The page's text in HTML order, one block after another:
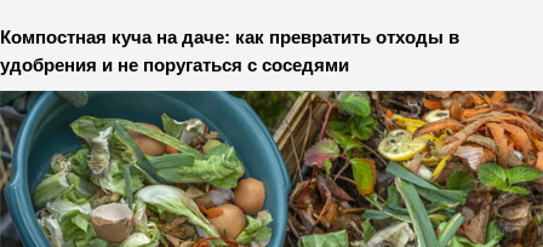
Компостная куча на даче: как превратить отходы в
удобрения и не поругаться с соседями